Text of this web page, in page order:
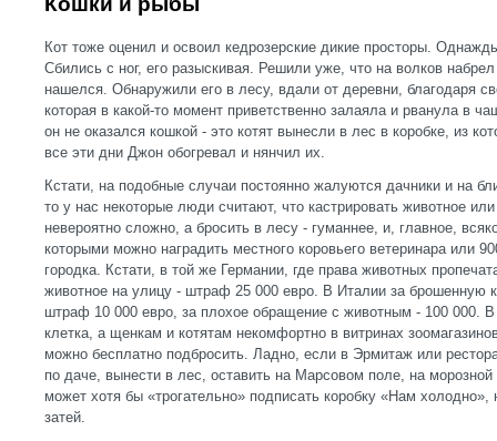
Кот тоже оценил и освоил кедрозерские дикие просторы.
Сбились с ног, его разыскивая. Решили уже, что на волков
нашелся. Обнаружили его в лесу, вдали от деревни, благодаря
которая в какой-то момент приветственно залаяла и рванула в
он не оказался кошкой - это котят вынесли в лес в коробке, из
все эти дни Джон обогревал и нянчил их.
Кстати, на подобные случаи постоянно жалуются дачники и на
то у нас некоторые люди считают, что кастрировать животное
невероятно сложно, а бросить в лесу - гуманнее, и, главное,
которыми можно наградить местного коровьего ветеринара или
городка. Кстати, в той же Германии, где права животных
животное на улицу - штраф 25 000 евро. В Италии за брошенную
штраф 10 000 евро, за плохое обращение с животным - 100 000.
клетка, а щенкам и котятам некомфортно в витринах
можно бесплатно подбросить. Ладно, если в Эрмитаж или
по даче, вынести в лес, оставить на Марсовом поле, на
может хотя бы «трогательно» подписать коробку «Нам
затей.